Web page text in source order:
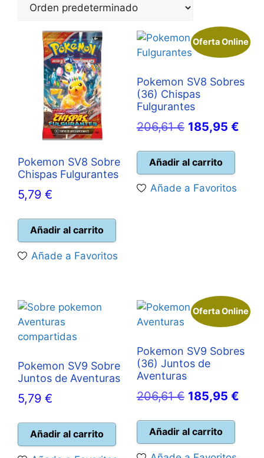
Pokemon SV8 Sobre
Chispas Fulgurantes
5,79 €
Añadir al carrito
Añade a Favoritos
Oferta Online
Pokemon SV8 Sobres
(36) Chispas
Fulgurantes
206,61€ El
original
era:
206,61 €.
185,95 €El
Añadir al carrito
Añade a Favoritos
Pokemon SV9 Sobre
Juntos de Aventuras
5,79 €
Añadir al carrito
Oferta Online
Pokemon SV9 Sobres
(36) Juntos de
Aventuras
206,61€ El
original
era:
185,95 €El
Añadir al carrito